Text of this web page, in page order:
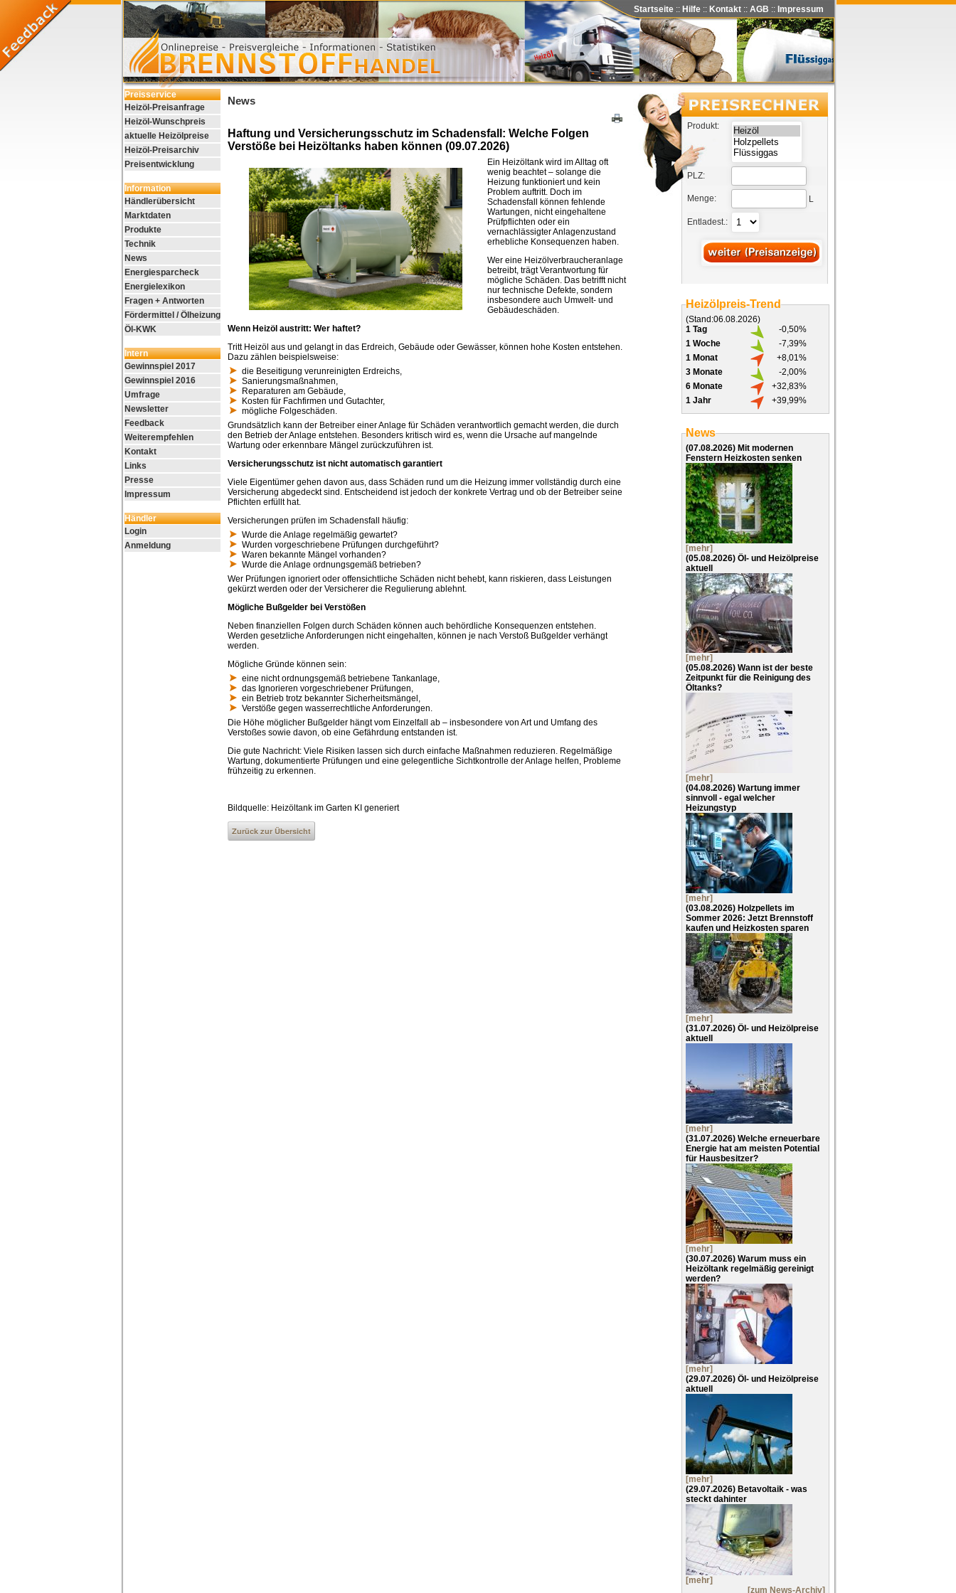
Startseite:: Hilfe:: Kontakt:: AGB :: Impressum
Preisservice
Heizöl-Preisanfrage
Heizöl-Wunschpreis
aktuelle Heizölpreise
Heizöl-Preisarchiv
Preisentwicklung
Information
Händlerübersicht
Marktdaten
Produkte
Technik
News
Energiesparcheck
Energielexikon
Fragen + Antworten
Fördermittel / Ölheizung
Öl-KWK
Intern
Gewinnspiel 2017
Gewinnspiel 2016
Umfrage
Newsletter
Feedback
Weiterempfehlen
Kontakt
Links
Presse
Impressum
Händler
Login
Anmeldung
News
Haftung und Versicherungsschutz im Schadensfall: Welche Folgen
Verstöße bei Heizöltanks haben können (09.07.2026)
Ein Heizöltank wird im Alltag oft
wenig beachtet – solange die
Heizung funktioniert und kein
Problem auftritt. Doch im
Schadensfall können fehlende
Wartungen, nicht eingehaltene
Prüfpflichten oder ein
vernachlässigter Anlagenzustand
erhebliche Konsequenzen haben.
Wer eine Heizölverbraucheranlage
betreibt, trägt Verantwortung für
mögliche Schäden. Das betrifft nicht
nur technische Defekte, sondern
insbesondere auch Umwelt- und
Gebäudeschäden.
Wenn Heizöl austritt: Wer haftet?
Tritt Heizöl aus und gelangt in das Erdreich, Gebäude oder Gewässer, können hohe Kosten entstehen.
Dazu zählen beispielsweise:
die Beseitigung verunreinigten Erdreichs,
Sanierungsmaßnahmen,
Reparaturen am Gebäude,
Kosten für Fachfirmen und Gutachter,
mögliche Folgeschäden.
Grundsätzlich kann der Betreiber einer Anlage für Schäden verantwortlich gemacht werden, die durch
den Betrieb der Anlage entstehen. Besonders kritisch wird es, wenn die Ursache auf mangelnde
Wartung oder erkennbare Mängel zurückzuführen ist.
Versicherungsschutz ist nicht automatisch garantiert
Viele Eigentümer gehen davon aus, dass Schäden rund um die Heizung immer vollständig durch eine
Versicherung abgedeckt sind. Entscheidend ist jedoch der konkrete Vertrag und ob der Betreiber seine
Pflichten erfüllt hat.
Versicherungen prüfen im Schadensfall häufig:
Wurde die Anlage regelmäßig gewartet?
Wurden vorgeschriebene Prüfungen durchgeführt?
Waren bekannte Mängel vorhanden?
Wurde die Anlage ordnungsgemäß betrieben?
Wer Prüfungen ignoriert oder offensichtliche Schäden nicht behebt, kann riskieren, dass Leistungen
gekürzt werden oder der Versicherer die Regulierung ablehnt.
Mögliche Bußgelder bei Verstößen
Neben finanziellen Folgen durch Schäden können auch behördliche Konsequenzen entstehen.
Werden gesetzliche Anforderungen nicht eingehalten, können je nach Verstoß Bußgelder verhängt
werden.
Mögliche Gründe können sein:
eine nicht ordnungsgemäß betriebene Tankanlage,
das Ignorieren vorgeschriebener Prüfungen,
ein Betrieb trotz bekannter Sicherheitsmängel,
Verstöße gegen wasserrechtliche Anforderungen.
Die Höhe möglicher Bußgelder hängt vom Einzelfall ab – insbesondere von Art und Umfang des
Verstoßes sowie davon, ob eine Gefährdung entstanden ist.
Die gute Nachricht: Viele Risiken lassen sich durch einfache Maßnahmen reduzieren. Regelmäßige
Wartung, dokumentierte Prüfungen und eine gelegentliche Sichtkontrolle der Anlage helfen, Probleme
frühzeitig zu erkennen.
Bildquelle: Heizöltank im Garten KI generiert
Zurück zur Übersicht
Produkt:
PLZ:
Menge: L
Entladest.:
Heizölpreis-Trend
(Stand:06.08.2026)
1 Tag
-0,50%
1 Woche
-7,39%
1 Monat
+8,01%
3 Monate
-2,00%
6 Monate
+32,83%
1 Jahr
+39,99%
News
(07.08.2026) Mit modernen
Fenstern Heizkosten senken
[mehr]
(05.08.2026) Öl- und Heizölpreise
aktuell
[mehr]
(05.08.2026) Wann ist der beste
Zeitpunkt für die Reinigung des
Öltanks?
[mehr]
(04.08.2026) Wartung immer
sinnvoll - egal welcher
Heizungstyp
[mehr]
(03.08.2026) Holzpellets im
Sommer 2026: Jetzt Brennstoff
kaufen und Heizkosten sparen
[mehr]
(31.07.2026) Öl- und Heizölpreise
aktuell
[mehr]
(31.07.2026) Welche erneuerbare
Energie hat am meisten Potential
für Hausbesitzer?
[mehr]
(30.07.2026) Warum muss ein
Heizöltank regelmäßig gereinigt
werden?
[mehr]
(29.07.2026) Öl- und Heizölpreise
aktuell
[mehr]
(29.07.2026) Betavoltaik - was
steckt dahinter
[mehr]
[zum News-Archiv]